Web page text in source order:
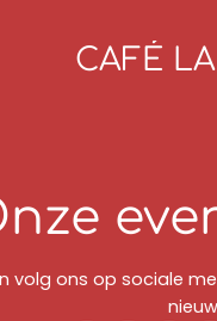
CAFÉ
volg ons op sociale